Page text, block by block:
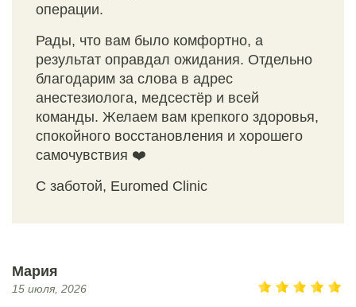
операции.
Рады, что вам было комфортно, а
результат оправдал ожидания. Отдельно
благодарим за слова в адрес
анестезиолога, медсестёр и всей
команды. Желаем вам крепкого здоровья,
спокойного восстановления и хорошего
самочувствия ❤️
С заботой, Euromed Clinic
Мария
15 июля, 2026